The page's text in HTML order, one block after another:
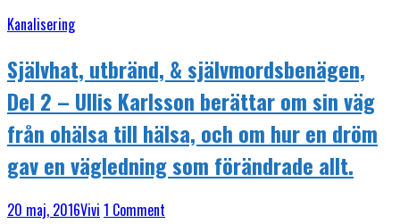
Kanalisering
Självhat, utbränd, & självmordsbenägen,
Del 2 – Ullis Karlsson berättar om sin väg
från ohälsa till hälsa, och om hur en dröm
gav en vägledning som förändrade allt.
20 maj, 2016Vivi 1 Comment